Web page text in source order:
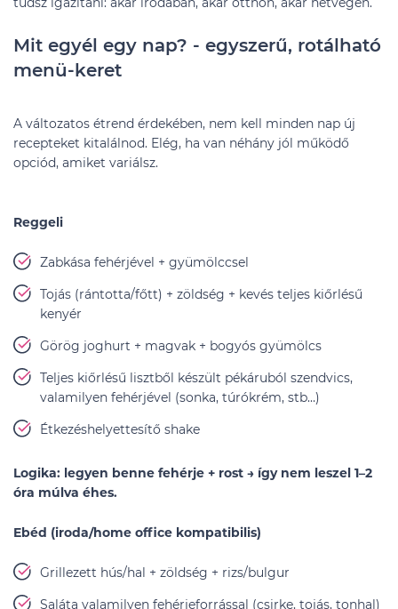
Mit egyél egy nap? - egyszerű, rotálható
menü-keret
A változatos étrend érdekében, nem kell minden nap új
recepteket kitalálnod. Elég, ha van néhány jól működő
opciód, amiket variálsz.
Reggeli
Zabkása fehérjével + gyümölccsel
Tojás (rántotta/főtt) + zöldség + kevés teljes kiőrlésű
kenyér
Görög joghurt + magvak + bogyós gyümölcs
Teljes kiőrlésű lisztből készült pékáruból szendvics,
valamilyen fehérjével (sonka, túrókrém, stb…)
Étkezéshelyettesítő shake
Logika: legyen benne fehérje + rost → így nem leszel 1–2
óra múlva éhes.
Ebéd (iroda/home office kompatibilis)
Grillezett hús/hal + zöldség + rizs/bulgur
Saláta valamilyen fehérjeforrással (csirke, tojás, tonhal)